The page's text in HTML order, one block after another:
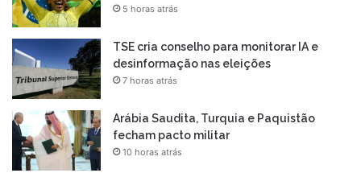
5 horas atrás
TSE cria conselho para monitorar IA e
desinformação nas eleições
7 horas atrás
Arábia Saudita, Turquia e Paquistão
fecham pacto militar
10 horas atrás